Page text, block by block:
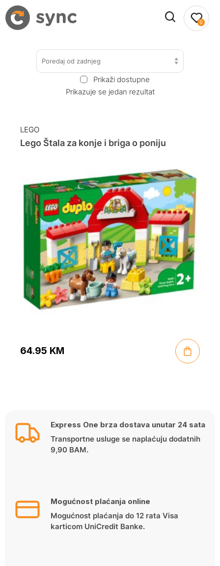
0
Poredaj od zadnjeg
Prikaži dostupne
Prikazuje se jedan rezultat
LEGO
Lego Štala za konje i briga o poniju
64.95 KM
Express One brza dostava unutar 24 sata
Transportne usluge se naplaćuju dodatnih
9,90 BAM.
Mogućnost plaćanja online
Mogućnost plaćanja do 12 rata Visa
karticom UniCredit Banke.